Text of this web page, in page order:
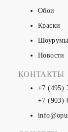
Обои
Краски
Шоурумы
Новости
КОНТАКТЫ
+7 (495)
+7 (903)